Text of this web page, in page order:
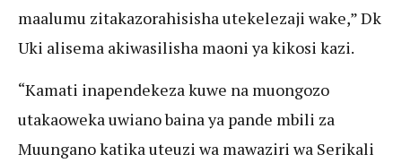
maalumu zitakazorahisisha utekelezaji wake,” Dk
Uki alisema akiwasilisha maoni ya kikosi kazi.
“Kamati inapendekeza kuwe na muongozo
utakaoweka uwiano baina ya pande mbili za
Muungano katika uteuzi wa mawaziri wa Serikali